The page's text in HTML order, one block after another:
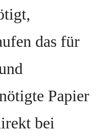
das für
Papier
bei